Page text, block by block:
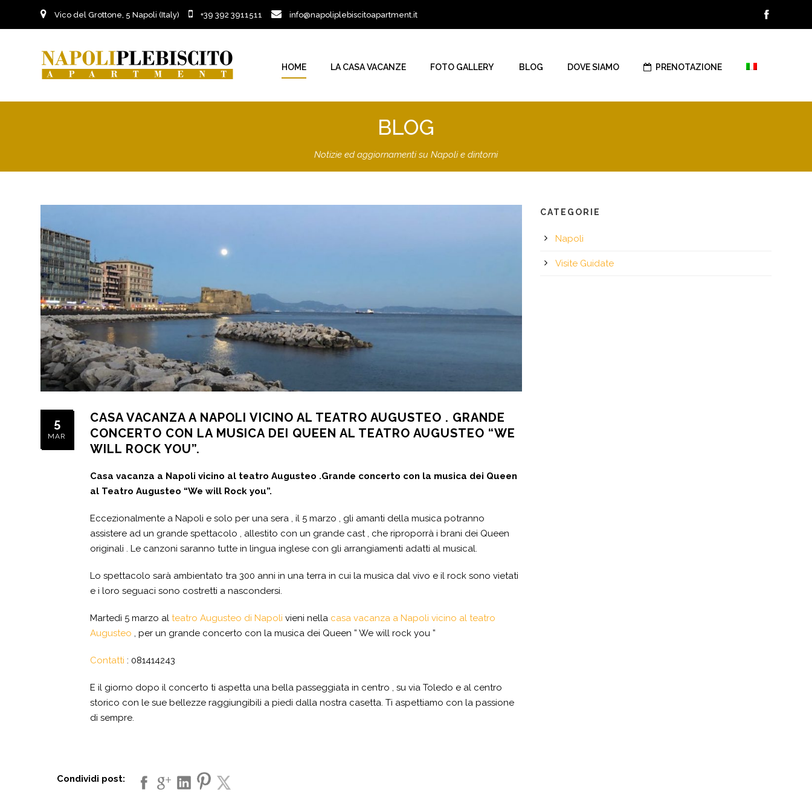
Vico del Grottone, 5 Napoli (Italy) +39 392 3911511 info@napoliplebiscitoapartment.it
HOME LA CASA VACANZE FOTO GALLERY BLOG DOVE SIAMO PRENOTAZIONE
BLOG
Notizie ed aggiornamenti su Napoli e dintorni
5
MAR
CASA VACANZA A NAPOLI VICINO AL TEATRO AUGUSTEO . GRANDE
CONCERTO CON LA MUSICA DEI QUEEN AL TEATRO AUGUSTEO “WE
WILL ROCK YOU”.
Casa vacanza a Napoli vicino al teatro Augusteo .Grande concerto con la musica dei Queen
al Teatro Augusteo “We will Rock you”.
Eccezionalmente a Napoli e solo per una sera , il 5 marzo , gli amanti della musica potranno
assistere ad un grande spettacolo , allestito con un grande cast , che riproporrà i brani dei Queen
originali . Le canzoni saranno tutte in lingua inglese con gli arrangiamenti adatti al musical.
Lo spettacolo sarà ambientato tra 300 anni in una terra in cui la musica dal vivo e il rock sono vietati
e i loro seguaci sono costretti a nascondersi.
Martedì 5 marzo al teatro Augusteo di Napoli vieni nella casa vacanza a Napoli vicino al teatro
Augusteo , per un grande concerto con la musica dei Queen ” We will rock you ”
Contatti : 081414243
E il giorno dopo il concerto ti aspetta una bella passeggiata in centro , su via Toledo e al centro
storico con le sue bellezze raggiungibili a piedi dalla nostra casetta. Ti aspettiamo con la passione
di sempre.
Condividi post:
CATEGORIE
Napoli
Visite Guidate